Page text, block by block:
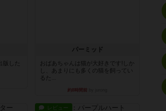
版した
パーミッド
おばあちゃんは猫が大好きです!しか
し、あまりにも多くの猫を飼ってい
るた...
約8時間前
レビュー